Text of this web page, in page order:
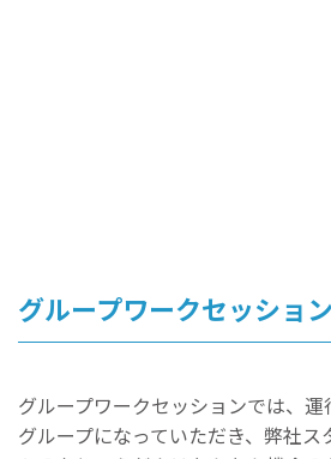
グループワークセッション
グループワークセッションでは、
グループになっていただき、弊社